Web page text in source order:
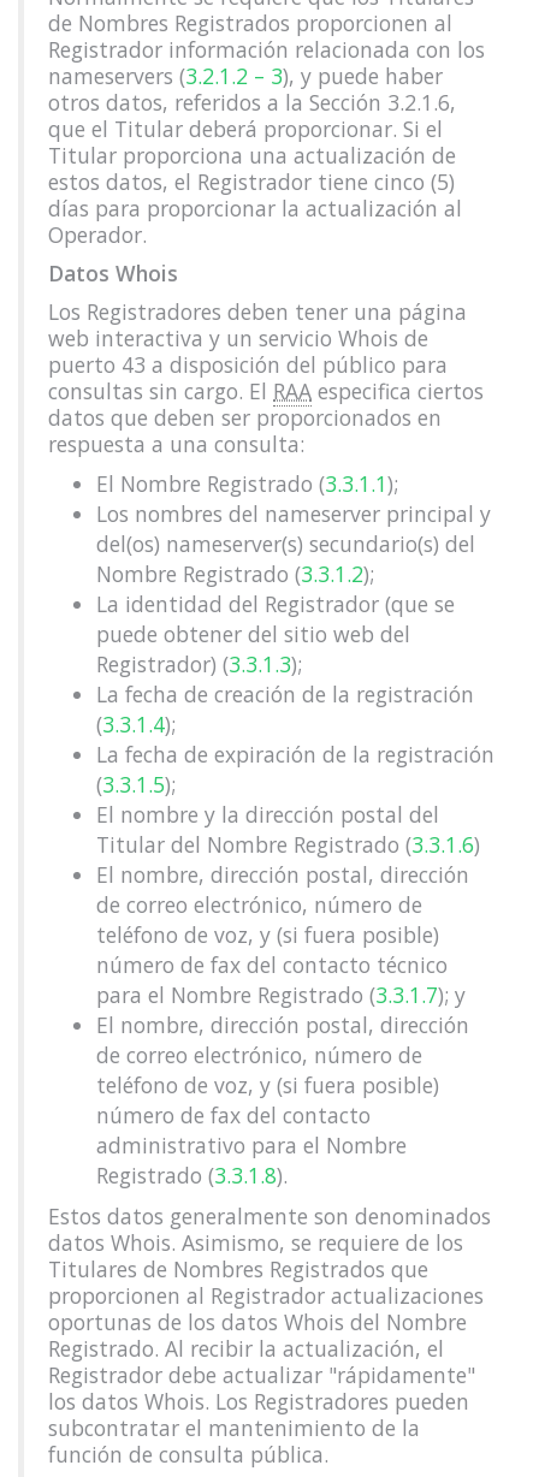
de Nombres Registrados proporcionen al
Registrador información relacionada con los
nameservers (3.2.1.2 – 3), y puede haber
otros datos, referidos a la Sección 3.2.1.6,
que el Titular deberá proporcionar. Si el
Titular proporciona una actualización de
estos datos, el Registrador tiene cinco (5)
días para proporcionar la actualización al
Operador.
Datos Whois
Los Registradores deben tener una página
web interactiva y un servicio Whois de
puerto 43 a disposición del público para
consultas sin cargo. El RAA especifica ciertos
datos que deben ser proporcionados en
respuesta a una consulta:
El Nombre Registrado (3.3.1.1);
Los nombres del nameserver principal y
del(os) nameserver(s) secundario(s) del
Nombre Registrado (3.3.1.2);
La identidad del Registrador (que se
puede obtener del sitio web del
Registrador) (3.3.1.3);
La fecha de creación de la registración
(3.3.1.4);
La fecha de expiración de la registración
(3.3.1.5);
El nombre y la dirección postal del
Titular del Nombre Registrado (3.3.1.6)
El nombre, dirección postal, dirección
de correo electrónico, número de
teléfono de voz, y (si fuera posible)
número de fax del contacto técnico
para el Nombre Registrado (3.3.1.7); y
El nombre, dirección postal, dirección
de correo electrónico, número de
teléfono de voz, y (si fuera posible)
número de fax del contacto
administrativo para el Nombre
Registrado (3.3.1.8).
Estos datos generalmente son denominados
datos Whois. Asimismo, se requiere de los
Titulares de Nombres Registrados que
proporcionen al Registrador actualizaciones
oportunas de los datos Whois del Nombre
Registrado. Al recibir la actualización, el
Registrador debe actualizar "rápidamente"
los datos Whois. Los Registradores pueden
subcontratar el mantenimiento de la
función de consulta pública.